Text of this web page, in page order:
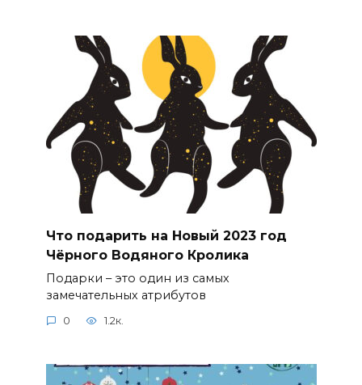
Что подарить на Новый 2023 год
Чёрного Водяного Кролика
Подарки – это один из самых
замечательных атрибутов
0 1.2к.